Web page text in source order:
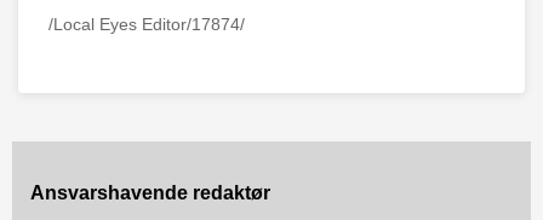
/Local Eyes Editor/17874/
Ansvarshavende redaktør